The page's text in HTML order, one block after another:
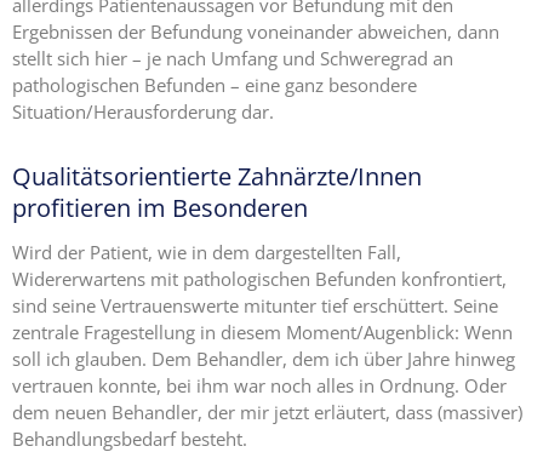
Ergebnissen der Befundung voneinander abweichen, dann
stellt sich hier – je nach Umfang und Schweregrad an
pathologischen Befunden – eine ganz besondere
Situation/Herausforderung dar.
Qualitätsorientierte Zahnärzte/Innen
profitieren im Besonderen
Wird der Patient, wie in dem dargestellten Fall,
Widererwartens mit pathologischen Befunden konfrontiert,
sind seine Vertrauenswerte mitunter tief erschüttert. Seine
zentrale Fragestellung in diesem Moment/Augenblick: Wenn
soll ich glauben. Dem Behandler, dem ich über Jahre hinweg
vertrauen konnte, bei ihm war noch alles in Ordnung. Oder
dem neuen Behandler, der mir jetzt erläutert, dass (massiver)
Behandlungsbedarf besteht.